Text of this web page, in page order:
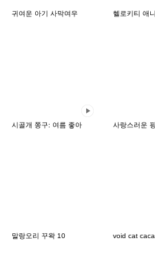
귀여운 아기 사막여우
시골개 쫑구: 여름 좋아
말랑오리 꾸왁 10 void cat caca